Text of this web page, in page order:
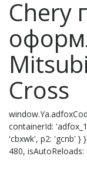
Chery
Cross
containerId:
'cbxwk', p2: 'gcnb' }
480, isAutoReloads: